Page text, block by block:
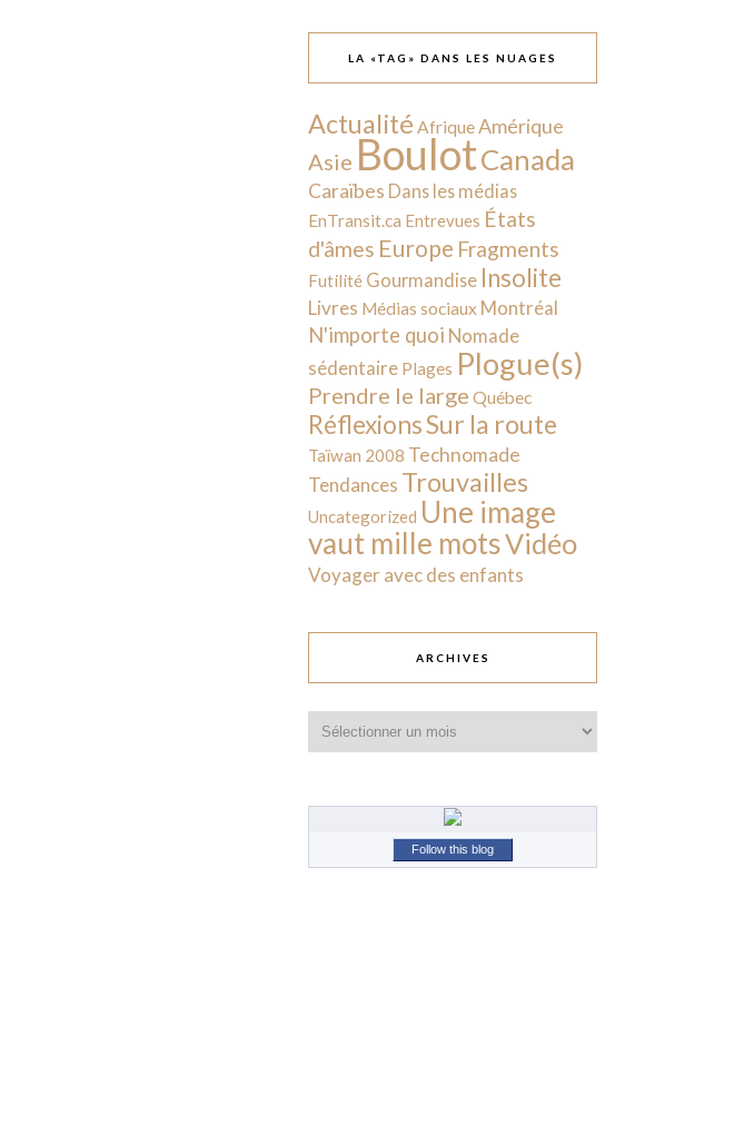
LA «TAG» DANS LES NUAGES
Actualité AfriqueAmérique
Asie BoulotCanada
Caraïbes Dans les médias
EnTransit.ca Entrevues États
d'âmes Europe Fragments
Futilité Gourmandise Insolite
Livres Médias sociaux Montréal
N'importe quoi Nomade
sédentaire Plages Plogue(s)
Prendre le large Québec
RéflexionsSur la route
Taïwan 2008 Technomade
Tendances Trouvailles
Uncategorized Une image
vaut mille motsVidéo
Voyager avec des enfants
ARCHIVES
Follow this blog